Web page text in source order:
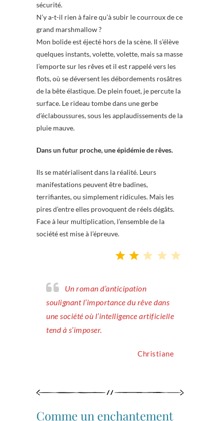
sécurité.
N’y a-t-il rien à faire qu’à subir le courroux de ce
grand marshmallow ?
Mon bolide est éjecté hors de la scène. Il s’élève
quelques instants, volette, volette, mais sa masse
l’emporte sur les rêves et il est rappelé vers les
flots, où se déversent les débordements rosâtres
de la bête élastique. De plein fouet, je percute la
surface. Le rideau tombe dans une gerbe
d’éclaboussures, sous les applaudissements de la
pluie mauve.
Dans un futur proche, une épidémie de rêves.
Ils se matérialisent dans la réalité. Leurs
manifestations peuvent être badines,
terrifiantes, ou simplement ridicules. Mais les
pires d’entre elles provoquent de réels dégâts.
Face à leur multiplication, l’ensemble de la
société est mise à l’épreuve.
Un roman d’anticipation
soulignant l’importance du rêve dans
une société où l’intelligence artificielle
tend à s’imposer.
Christiane
Comme un enchantement